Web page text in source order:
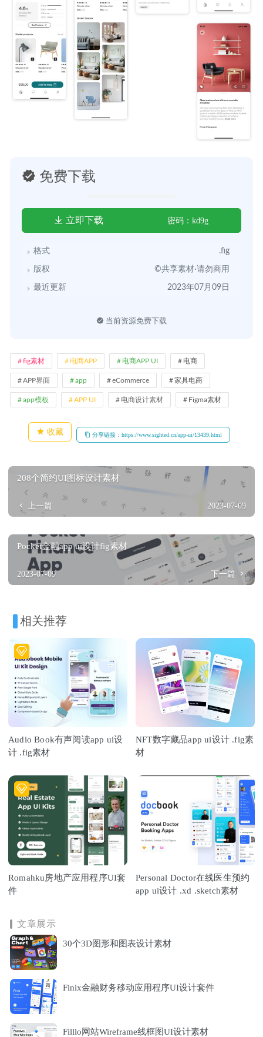
免费下载
立即下载 密码：kd9g
格式 .fig
版权 ©共享素材·请勿商用
最近更新 2023年07月09日
当前资源免费下载
fig素材 电商APP 电商APP UI 电商
APP界面 app eCommerce 家具电商
app模板 APP UI 电商设计素材 Figma素材
收藏 分享链接：https://www.sighted.cn/app-ui/13439.html
208个简约UI图标设计素材
上一篇 2023-07-09
Pocket金融app ui设计fig素材
2023-07-09 下一篇
相关推荐
Audio Book有声阅读app ui设
计 .fig素材
NFT数字藏品app ui设计 .fig素
材
Romahku房地产应用程序UI套
件
Personal Doctor在线医生预约
app ui设计 .xd .sketch素材
文章展示
30个3D图形和图表设计素材
Finix金融财务移动应用程序UI设计套件
Filllo网站Wireframe线框图UI设计素材